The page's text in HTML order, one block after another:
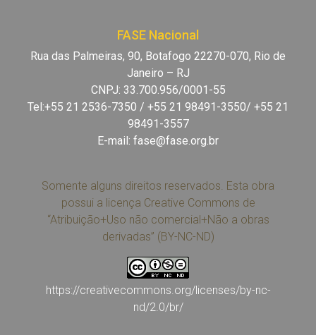
FASE Nacional
Rua das Palmeiras, 90, Botafogo 22270-070, Rio de
Janeiro – RJ
CNPJ: 33.700.956/0001-55
Tel:+55 21 2536-7350 / +55 21 98491-3550/ +55 21
98491-3557
E-mail: fase@fase.org.br
Somente alguns direitos reservados. Esta obra
possui a licença Creative Commons de
“Atribuição+Uso não comercial+Não a obras
derivadas” (BY-NC-ND)
https://creativecommons.org/licenses/by-nc-
nd/2.0/br/